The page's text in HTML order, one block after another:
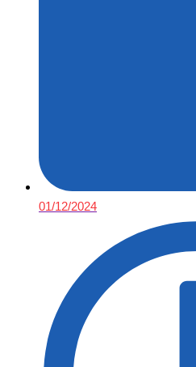
01/12/2024